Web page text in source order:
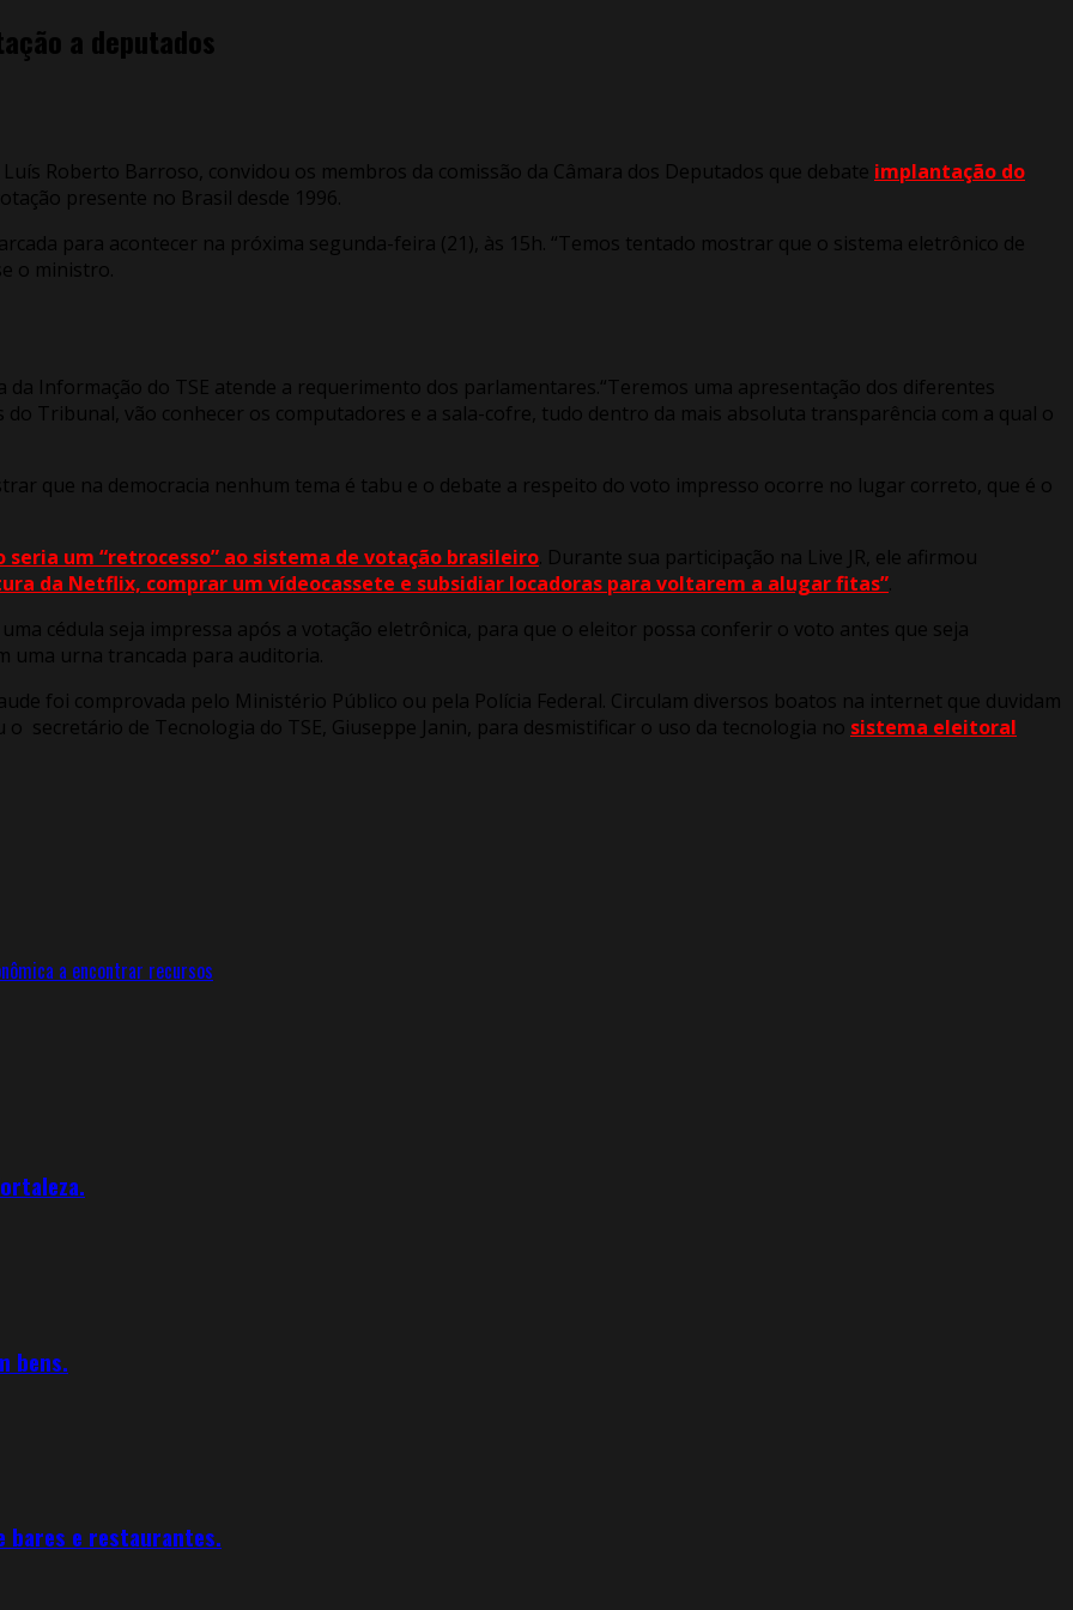
a deputados
Roberto Barroso, convidou os membros da comissão da Câmara dos Deputados que debate implantação do
presente no Brasil desde 1996.
para acontecer na próxima segunda-feira (21), às 15h. “Temos tentado mostrar que o sistema eletrônico de
o ministro.
da Informação do TSE atende a requerimento dos parlamentares.“Teremos uma apresentação dos diferentes
do Tribunal, vão conhecer os computadores e a sala-cofre, tudo dentro da mais absoluta transparência com a qual o
que na democracia nenhum tema é tabu e o debate a respeito do voto impresso ocorre no lugar correto, que é o
seria um “retrocesso” ao sistema de votação brasileiro. Durante sua participação na Live JR, ele afirmou
da Netflix, comprar um vídeocassete e subsidiar locadoras para voltarem a alugar fitas”.
cédula seja impressa após a votação eletrônica, para que o eleitor possa conferir o voto antes que seja
uma urna trancada para auditoria.
foi comprovada pelo Ministério Público ou pela Polícia Federal. Circulam diversos boatos na internet que duvidam
o secretário de Tecnologia do TSE, Giuseppe Janin, para desmistificar o uso da tecnologia no sistema eleitoral
a encontrar recursos
bens.
bares e restaurantes.